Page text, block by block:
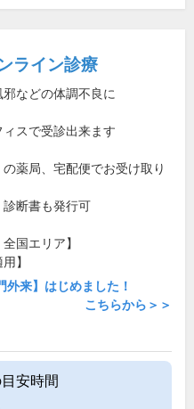
ライン診療
などの体調不良に
ィスで受診出来ます
薬局、宅配便でお受け取り
断書も発行可
国エリア】
】
外来】はじめました！
こちらから＞＞
安時間